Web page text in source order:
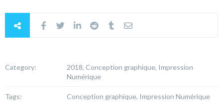
Category:
2018, Conception graphique, Impression
Numérique
Tags: Conception graphique, Impression Numérique